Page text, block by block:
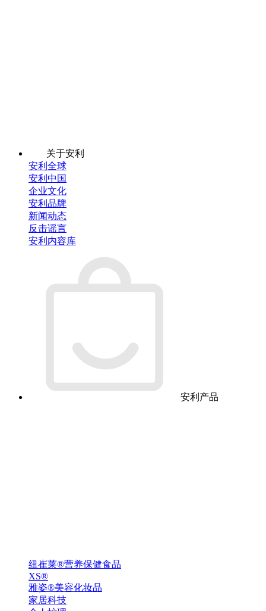
关于安利
安利全球
安利中国
企业文化
安利品牌
新闻动态
反击谣言
安利内容库
安利产品
纽崔莱®营养保健食品
XS®
雅姿®美容化妆品
家居科技